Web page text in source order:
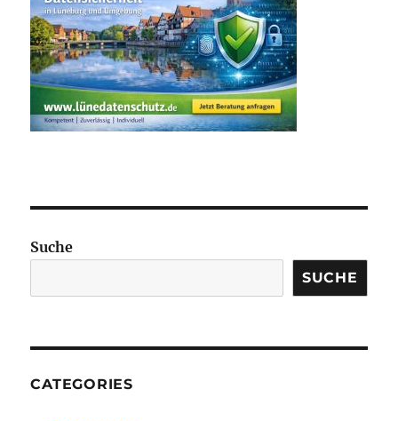
Suche
SUCHE
CATEGORIES